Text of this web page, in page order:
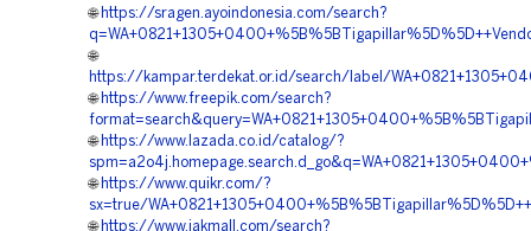
🌐 https://sragen.ayoindonesia.com/search?
🌐
https://kampar.terdekat.or.id/search/label/
🌐 https://www.freepik.com/search?
🌐 https://www.lazada.co.id/catalog/?
🌐 https://www.quikr.com/?
sx=true/
🌐 https://www.jakmall.com/search?